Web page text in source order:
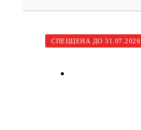
СПЕЦЦЕНА ДО 31.07.2026